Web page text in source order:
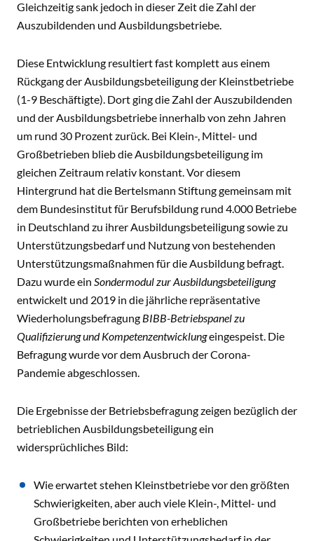
Gleichzeitig sank jedoch in dieser Zeit die Zahl der
Auszubildenden und Ausbildungsbetriebe.
Diese Entwicklung resultiert fast komplett aus einem
Rückgang der Ausbildungsbeteiligung der Kleinstbetriebe
(1-9 Beschäftigte). Dort ging die Zahl der Auszubildenden
und der Ausbildungsbetriebe innerhalb von zehn Jahren
um rund 30 Prozent zurück. Bei Klein-, Mittel- und
Großbetrieben blieb die Ausbildungsbeteiligung im
gleichen Zeitraum relativ konstant. Vor diesem
Hintergrund hat die Bertelsmann Stiftung gemeinsam mit
dem Bundesinstitut für Berufsbildung rund 4.000 Betriebe
in Deutschland zu ihrer Ausbildungsbeteiligung sowie zu
Unterstützungsbedarf und Nutzung von bestehenden
Unterstützungsmaßnahmen für die Ausbildung befragt.
Dazu wurde ein Sondermodul zur Ausbildungsbeteiligung
entwickelt und 2019 in die jährliche repräsentative
Wiederholungsbefragung BIBB-Betriebspanel zu
Qualifizierung und Kompetenzentwicklungeingespeist. Die
Befragung wurde vor dem Ausbruch der Corona-
Pandemie abgeschlossen.
Die Ergebnisse der Betriebsbefragung zeigen bezüglich der
betrieblichen Ausbildungsbeteiligung ein
widersprüchliches Bild:
Wie erwartet stehen Kleinstbetriebe vor den größten
Schwierigkeiten, aber auch viele Klein-, Mittel- und
Großbetriebe berichten von erheblichen